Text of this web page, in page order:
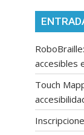
accesibles
Touch